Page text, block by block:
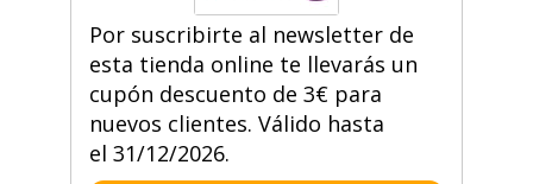
Por suscribirte al newsletter de
esta tienda online te llevarás un
cupón descuento de 3€ para
nuevos clientes. Válido hasta
el 31/12/2026.